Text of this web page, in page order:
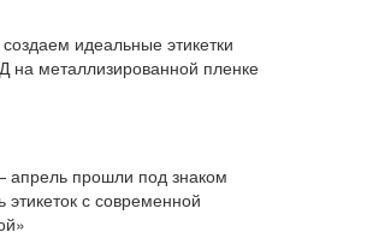
идеальные этикетки
на металлизированной пленке
прошли под знаком
этикеток с современной